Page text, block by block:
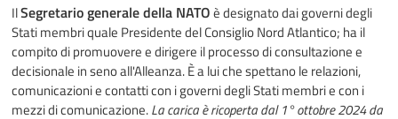
IlSegretario generale della NATOè designato dai governi degli
Stati membri quale Presidente del Consiglio Nord Atlantico; ha il
compito di promuovere e dirigere il processo di consultazione e
decisionale in seno all'Alleanza. È a lui che spettano le relazioni,
comunicazioni e contatti con i governi degli Stati membri e con i
mezzi di comunicazione.La carica è ricoperta dal 1° ottobre 2024 da